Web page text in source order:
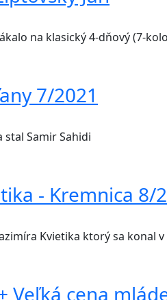
na klasický 4-dňový (7-
7/2021
stal Samir Sahidi
- Kremnica 8/
Kvietika ktorý sa konal v
Veľká cena